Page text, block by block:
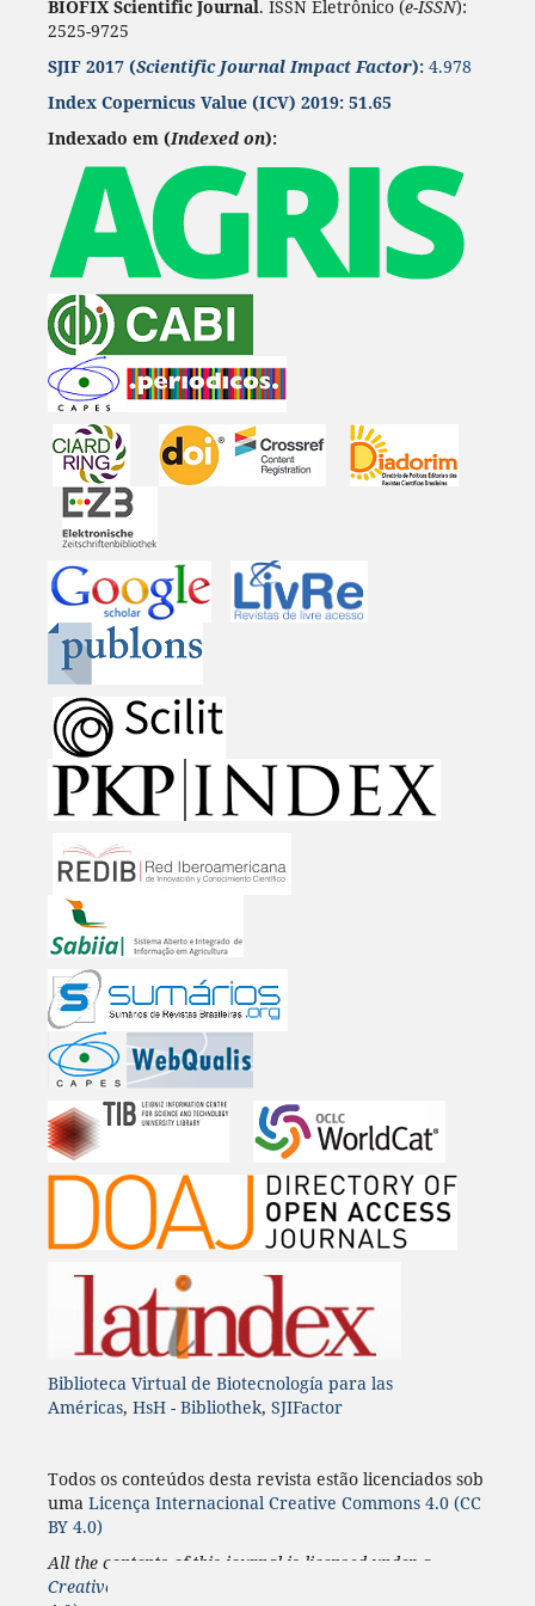
BIOFIX Scientific Journal. ISSN Eletrônico (e-ISSN):
2525-9725
SJIF 2017 (Scientific Journal Impact Factor):4.978
Index Copernicus Value(ICV) 2019: 51.65
Indexado em (Indexed on):
Biblioteca Virtual de Biotecnología para las
Américas, HsH - Bibliothek, SJIFactor
Todos os conteúdos desta revista estão licenciados sob
uma Licença Internacional Creative Commons 4.0 (CC
BY 4.0)
All the contents of this journal is licensed under a
Creative Commons 4.0 Internacional